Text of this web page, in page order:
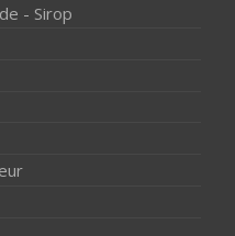
- Sirop